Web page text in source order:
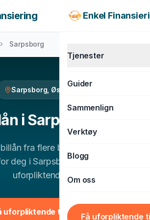
Enkel
Tjenester
MC-lån
BOLIG & LIVSSTIL
Guider
Sammenlign
Verktøy
Blogg
Om oss
Få uforpliktende
Sarpsborg
Sarpsborg Østfold
iSarpsborg
billån fra flere banker og finn det
deg iSarpsborg. 100% gratis og
uforpliktende.
uforpliktende tilbud